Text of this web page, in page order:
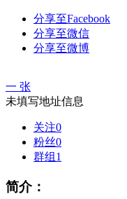
分享至Facebook
分享至微信
分享至微博
一 张
未填写地址信息
关注0
粉丝0
群组 1
简介：